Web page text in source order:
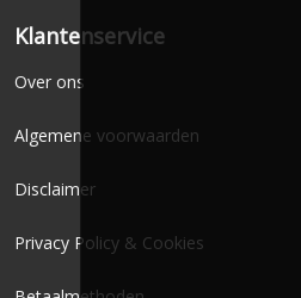
Klantenservice
Over ons
Algemene voorwaarden
Disclaimer
Privacy Policy & Cookies